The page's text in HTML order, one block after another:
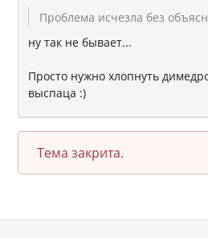
Проблема исчезла без
ну так не бывает...
Просто нужно хлопнуть
выспаца :)
Тема закрита.